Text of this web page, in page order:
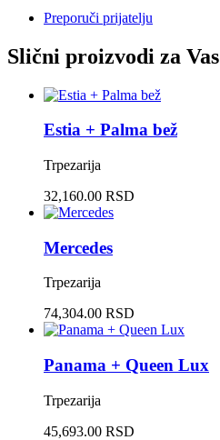
Preporuči prijatelju
Slični proizvodi za Vas
Estia + Palma bež
Trpezarija
32,160.00 RSD
Mercedes
Trpezarija
74,304.00 RSD
Panama + Queen Lux
Trpezarija
45,693.00 RSD